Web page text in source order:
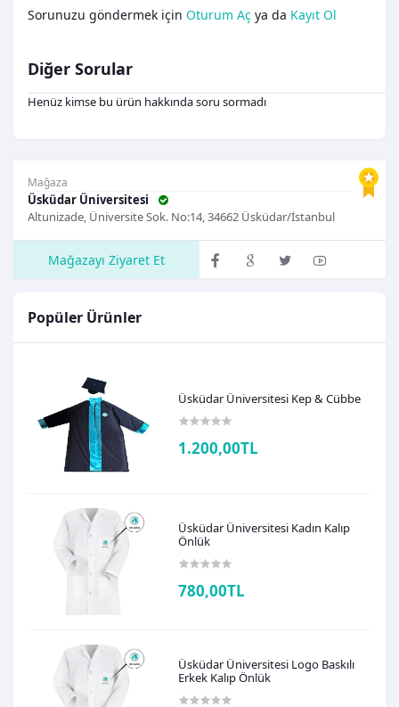
Mağaza
Üsküdar Üniversitesi
Altunizade, Üniversite Sok. No:14, 34662 Üsküdar/İstanbul
Mağazayı Ziyaret Et
Popüler Ürünler
Üsküdar Üniversitesi Kep & Cübbe
1.200,00TL
Üsküdar Üniversitesi Kadın Kalıp
Önlük
780,00TL
Üsküdar Üniversitesi Logo Baskılı
Erkek Kalıp Önlük
Sorunuzu göndermek için Oturum Aç ya da Kayıt Ol
Diğer Sorular
Henüz kimse bu ürün hakkında soru sormadı